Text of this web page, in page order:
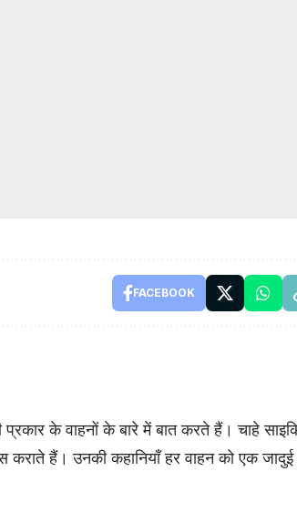
FACEBOOK
के वाहनों के बारे में बात करते हैं। चाहे
हैं। उनकी कहानियाँ हर वाहन को एक जादुई